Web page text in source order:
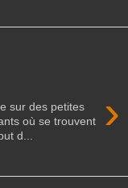
›
sur des petites
où se trouvent
d...